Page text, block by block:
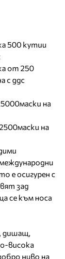
500 кутии
от 250
с ддс
на
на
е осигурен с
зад
се към носа
дишащ,
висока
ниво на